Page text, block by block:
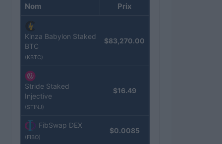
Nom Prix
Kinza Babylon Staked
BTC
(KBTC)
$83,270.00
Stride Staked
Injective
(STINJ)
$16.49
FibSwap DEX
(FIBO)
$0.0085